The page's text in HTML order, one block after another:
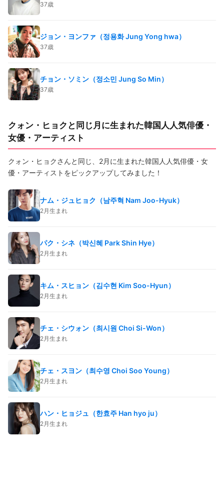
37歳
ジョン・ヨンファ（정용화 Jung Yong hwa）
37歳
チョン・ソミン（정소민 Jung So Min）
37歳
クォン・ヒョクと同じ月に生まれた韓国人人気俳優・
女優・アーティスト
クォン・ヒョクさんと同じ、2月に生まれた韓国人人気俳優・女
優・アーティストをピックアップしてみました！
ナム・ジュヒョク（남주혁 Nam Joo-Hyuk）
2月生まれ
パク・シネ（박신혜 Park Shin Hye）
2月生まれ
キム・スヒョン（김수현 Kim Soo-Hyun）
2月生まれ
チェ・シウォン（최시원 Choi Si-Won）
2月生まれ
チェ・スヨン（최수영 Choi Soo Young）
2月生まれ
ハン・ヒョジュ（한효주 Han hyo ju）
2月生まれ